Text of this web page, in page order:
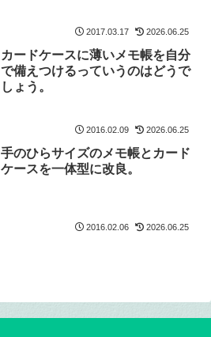
2017.03.17 2026.06.25
カードケースに薄いメモ帳を自分
で備えつけるっていうのはどうで
しょう。
2016.02.09 2026.06.25
手のひらサイズのメモ帳とカード
ケースを一体型に改良。
2016.02.06 2026.06.25